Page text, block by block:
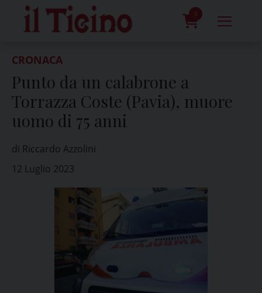
content
0
CRONACA
Punto da un calabrone a
Torrazza Coste (Pavia), muore
uomo di 75 anni
di Riccardo Azzolini
12 Luglio 2023